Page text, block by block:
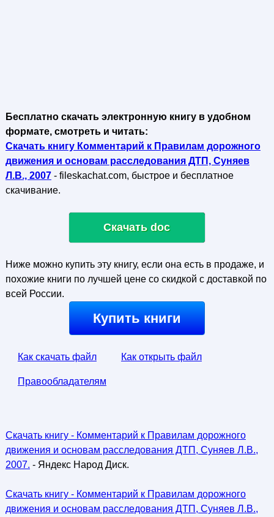
Бесплатно скачать электронную книгу в удобном
формате, смотреть и читать:
Скачать книгу Комментарий к Правилам дорожного
движения и основам расследования ДТП, Суняев
Л.В., 2007- fileskachat.com, быстрое и бесплатное
скачивание.
Скачать doc
Ниже можно купить эту книгу, если она есть в продаже, и
похожие книги по лучшей цене со скидкой с доставкой по
всей России.
Купить книги
Как скачать файл Как открыть файл
Правообладателям
Скачать книгу - Комментарий к Правилам дорожного
движения и основам расследования ДТП, Суняев Л.В.,
2007. - Яндекс Народ Диск.
Скачать книгу - Комментарий к Правилам дорожного
движения и основам расследования ДТП, Суняев Л.В.,